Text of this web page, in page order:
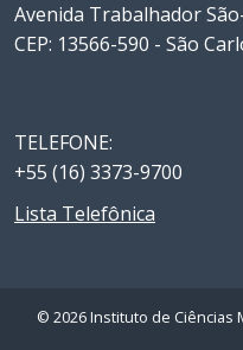
Avenida Trabalhador
CEP: 13566-590 - São
TELEFONE:
+55 (16) 3373-9700
Lista Telefônica
© 2026 Instituto de Ciências